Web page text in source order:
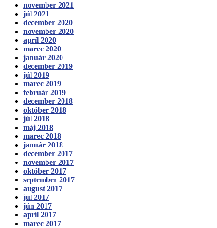
november 2021
júl 2021
december 2020
november 2020
apríl 2020
marec 2020
január 2020
december 2019
júl 2019
marec 2019
február 2019
december 2018
október 2018
júl 2018
máj 2018
marec 2018
január 2018
december 2017
november 2017
október 2017
september 2017
august 2017
júl 2017
jún 2017
apríl 2017
marec 2017